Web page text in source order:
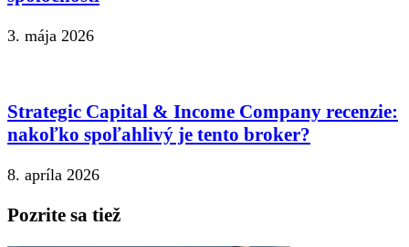
3. mája 2026
Strategic Capital & Income Company recenzie:
nakoľko spoľahlivý je tento broker?
8. apríla 2026
Pozrite sa tiež